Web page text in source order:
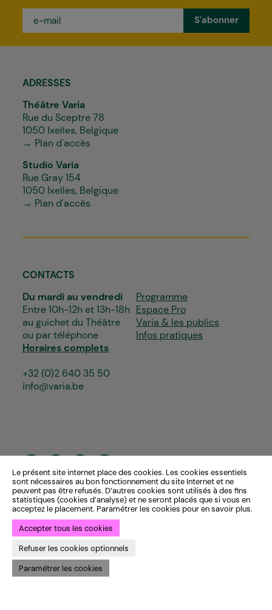
Le présent site internet place des cookies. Les cookies essentiels
sont nécessaires au bon fonctionnement du site Internet et ne
peuvent pas être refusés. D’autres cookies sont utilisés à des fins
statistiques (cookies d’analyse) et ne seront placés que si vous en
acceptez le placement. Paramétrer les cookies pour en savoir plus.
Accepter tous les cookies
Refuser les cookies optionnels
Paramétrer les cookies
mail
ADRESSES
Théâtre Varia
Rue du Sceptre 78
1050 Ixelles, Belgique
→ Plan d'accès
Studio Varia
Rue Gray 154
1050 Ixelles, Belgique
→ Plan d'accès
CONTACTS
Du mardi au vendredi
Entre 10h-12h et 13h-18h
au guichet du Théâtre
ou par téléphone
Horaires complets
+32 (0)2 640 35 50
info@varia.be
Programme
Espace Pro
Varia & les publics
Infos pratiques